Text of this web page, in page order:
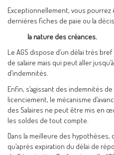
Exceptionnellement, vous pourrez
dernières fiches de paie ou la
la nature des créances.
Le AGS dispose d’un délai très
de salaire mais qui peut aller
d’indemnités.
Enfin, s’agissant des indemnités
licenciement, le mécanisme
des Salaires ne peut être mis en
les soldes de tout compte.
Dans la meilleure des
qu’après expiration du délai de